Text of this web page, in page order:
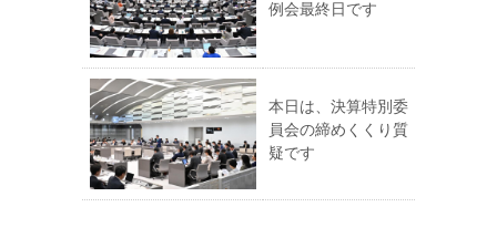
例会最終日です
本日は、決算特別委
員会の締めくくり質
疑です